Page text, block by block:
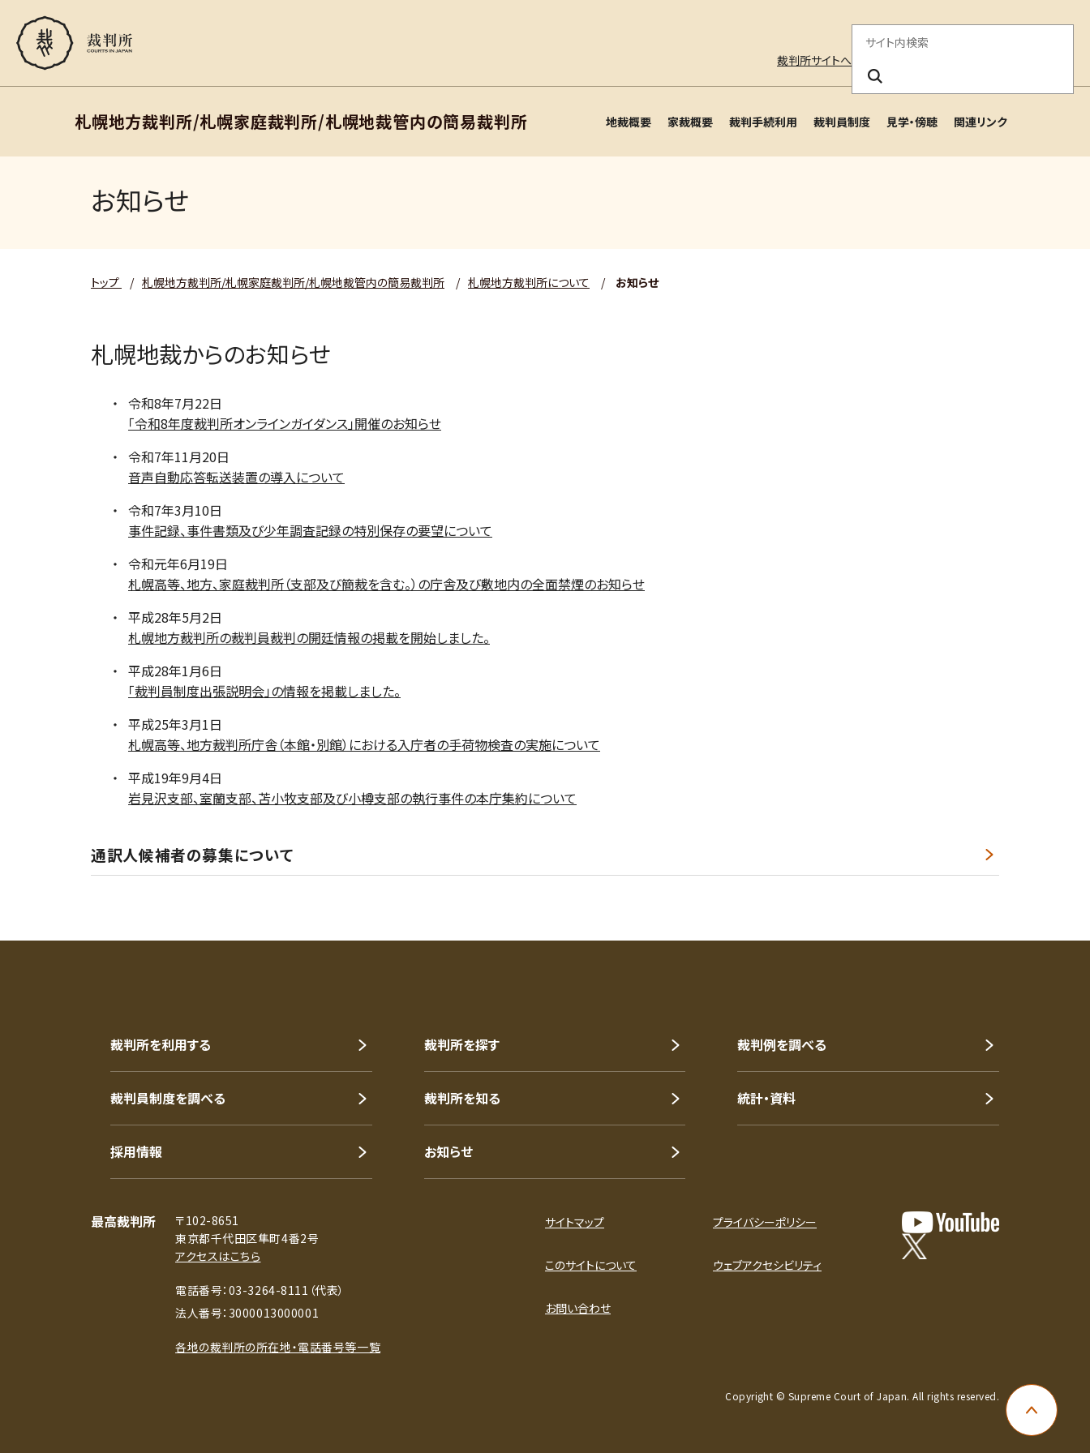
裁判所サイトへ
サ
イ
ト
内
検
札幌地方裁判所/札幌家庭裁判所/札幌地裁管内の簡易裁判所 地裁概要 家裁概要 裁判手続利用 裁判員制度 見学・傍聴 関連リンク
お知らせ
トップ / 札幌地方裁判所/札幌家庭裁判所/札幌地裁管内の簡易裁判所 / 札幌地方裁判所について / お知らせ
札幌地裁からのお知らせ
令和8年7月22日
「令和8年度裁判所オンラインガイダンス」開催のお知らせ
令和7年11月20日
音声自動応答転送装置の導入について
令和7年3月10日
事件記録、事件書類及び少年調査記録の特別保存の要望について
令和元年6月19日
札幌高等、地方、家庭裁判所（支部及び簡裁を含む。）の庁舎及び敷地内の全面禁煙のお知らせ
平成28年5月2日
札幌地方裁判所の裁判員裁判の開廷情報の掲載を開始しました。
平成28年1月6日
「裁判員制度出張説明会」の情報を掲載しました。
平成25年3月1日
札幌高等、地方裁判所庁舎（本館・別館）における入庁者の手荷物検査の実施について
平成19年9月4日
岩見沢支部、室蘭支部、苫小牧支部及び小樽支部の執行事件の本庁集約について
通訳人候補者の募集について
ページ上
裁判所を利用する 裁判所を探す 裁判例を調べる
裁判員制度を調べる 裁判所を知る 統計・資料
採用情報 お知らせ
最高裁判所
〒102-8651
東京都千代田区隼町4番2号
アクセスはこちら
電話番号：03-3264-8111（代表）
法人番号：3000013000001
各地の裁判所の所在地・電話番号等一覧
サイトマップ プライバシーポリシー
このサイトについて ウェブアクセシビリティ
お問い合わせ
Copyright © Supreme Court of Japan. All rights reserved.